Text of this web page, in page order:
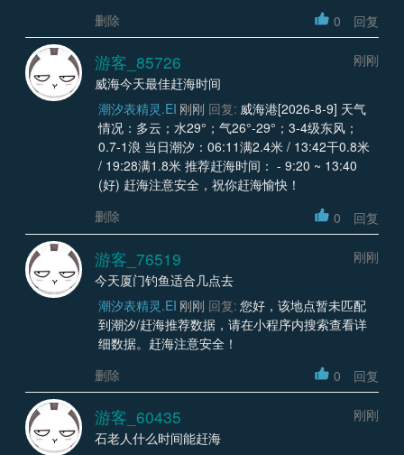
删除
0 回复
游客_85726
刚刚
威海今天最佳赶海时间
潮汐表精灵.EI 刚刚 回复: 威海港[2026-8-9] 天气
情况：多云；水29°；气26°-29°；3-4级东风；
0.7-1浪 当日潮汐：06:11满2.4米 / 13:42干0.8米
/ 19:28满1.8米 推荐赶海时间： - 9:20 ~ 13:40
(好) 赶海注意安全，祝你赶海愉快！
删除
0 回复
游客_76519
刚刚
今天厦门钓鱼适合几点去
潮汐表精灵.EI 刚刚 回复: 您好，该地点暂未匹配
到潮汐/赶海推荐数据，请在小程序内搜索查看详
细数据。赶海注意安全！
删除
0 回复
游客_60435
刚刚
石老人什么时间能赶海